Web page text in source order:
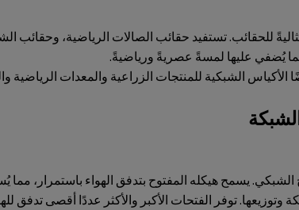
للحقائب. تستفيد حقائب الصالات الرياضية،
يُضفي عليها لمسةً عصريةً ورياضيةً.
الأكياس الشبكية للمنتجات الزراعية والمعدات
الشبكي. يسمح هيكله المفتوح بتدفق الهواء باستمرار،
توفر الفتحات الأكبر والأكثر عددًا أقصى تدفق